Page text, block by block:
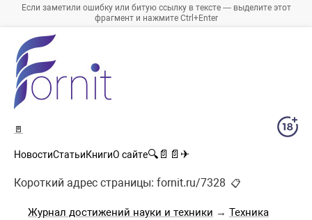
Если заметили ошибку или битую ссылку в тексте — выделите этот
фрагмент и нажмите Ctrl+Enter
🚪
НовостиСтатьиКнигиО сайте🔍 📄 📄 ✈
Короткий адрес страницы: fornit.ru/7328 📋
Журнал достижений науки и техники → Техника